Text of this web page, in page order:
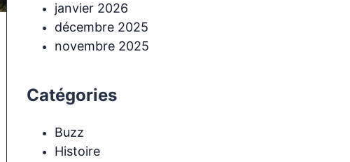
janvier 2026
décembre 2025
novembre 2025
Catégories
Buzz
Histoire